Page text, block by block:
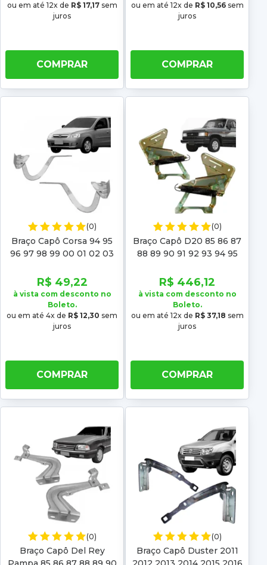
ou em até 12x de R$ 17,17sem
juros
COMPRAR
ou em até 12x de R$ 10,56sem
juros
COMPRAR
(0)
Braço Capô Corsa 94 95
96 97 98 99 00 01 02 03
2001 2002 2003 2004
2005
R$ 49,22
à vista com desconto no
Boleto.
ou em até 4x de R$ 12,30 sem
juros
COMPRAR
(0)
Braço Capô D20 85 86 87
88 89 90 91 92 93 94 95
R$ 446,12
à vista com desconto no
Boleto.
ou em até 12x de R$ 37,18 sem
juros
COMPRAR
(0)
Braço Capô Del Rey
(0)
Braço Capô Duster 2011